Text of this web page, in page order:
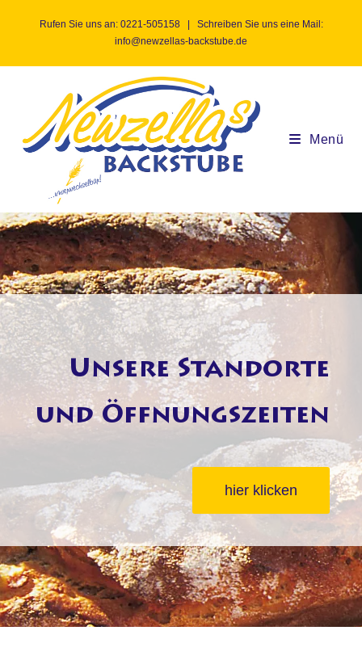
Rufen Sie uns an: 0221-505158
| Schreiben Sie uns eine Mail:
info@newzellas-backstube.de
Menü
Unsere Standorte
und Öffnungszeiten
hier klicken